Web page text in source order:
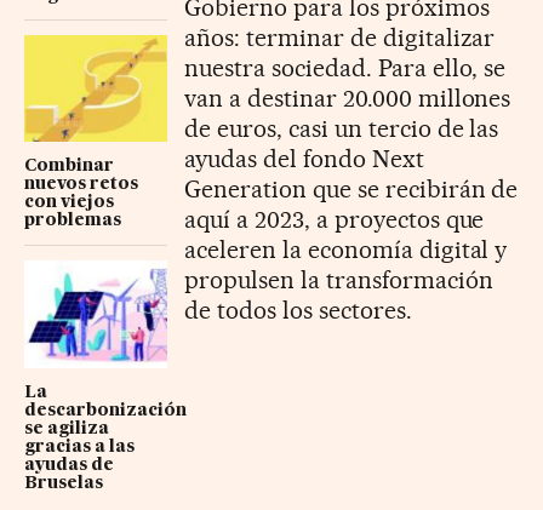
Combinar
nuevos retos
con viejos
problemas
La
descarbonización
se agiliza
gracias a las
ayudas de
Bruselas
Gobierno para los próximos
años: terminar de digitalizar
nuestra sociedad. Para ello, se
van a destinar 20.000 millones
de euros, casi un tercio de las
ayudas del fondo Next
Generation que se recibirán de
aquí a 2023, a proyectos que
aceleren la economía digital y
propulsen la transformación
de todos los sectores.